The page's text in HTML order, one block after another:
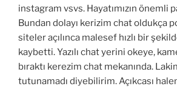
instagram vsvs. Hayatımızın önemli
Bundan dolayı kerizim chat oldukça
siteler açılınca malesef hızlı bir
kaybetti. Yazılı chat yerini okeye,
bıraktı kerezim chat mekanında.
tutunamadı diyebilirim. Açıkcası